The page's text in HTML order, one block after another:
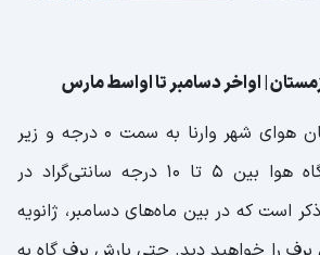
| اواخر دسامبر تا اواسط مارس
با شروع فصل زمستان هوای شهر وارنا به سمت 0 درجه و زیر
صفر می‌رسد. البته گاه هوا بین 5 تا 10 درجه سانتی‌گراد در
است که در بین ماه‌های دسامبر، ژانویه